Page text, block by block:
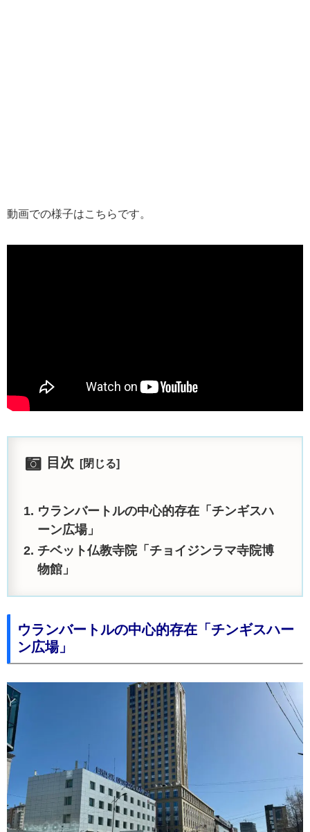
動画での様子はこちらです。
目次
ウランバートルの中心的存在「チンギスハ
ーン広場」
チベット仏教寺院「チョイジンラマ寺院博
物館」
ウランバートルの中心的存在「チンギスハー
ン広場」